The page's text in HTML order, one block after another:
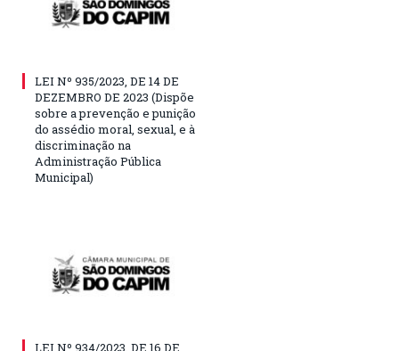
LEI Nº 935/2023, DE 14 DE
DEZEMBRO DE 2023 (Dispõe
sobre a prevenção e punição
do assédio moral, sexual, e à
discriminação na
Administração Pública
Municipal)
LEI Nº 934/2023, DE 16 DE